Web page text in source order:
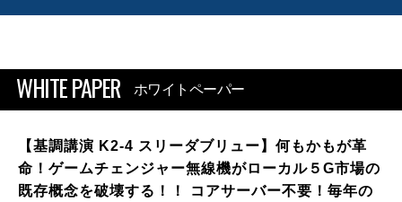
WHITE PAPER ホワイトペーパー
【基調講演 K2-4 スリーダブリュー】何もかもが革
命！ゲームチェンジャー無線機がローカル５G市場の
既存概念を破壊する！！ コアサーバー不要！毎年の